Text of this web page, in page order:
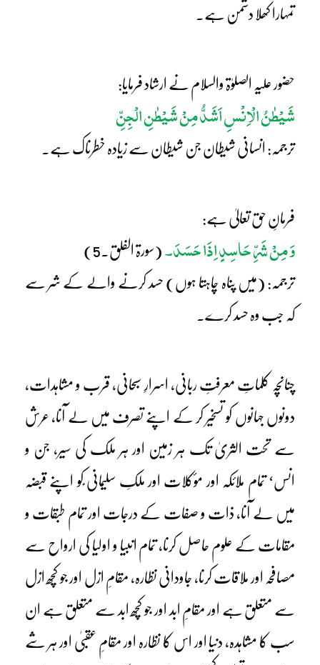
تمہارا کھلا دشمن ہے۔
حضور علیہ الصلوٰۃ والسلام نے ارشاد فرمایا:
شَیْطٰنُ الْاِنْسِ اَشَدُّ مِنْ شَیْطٰنِ الْجِنِّ
ترجمہ: انسانی شیطان جن شیطان سے زیادہ خطرناک ہے۔
فرمانِ حق تعالیٰ ہے:
وَ مِنْ شَرِّ حَاسِدٍ اِذَا حَسَدَ۔ (سورۃ الفلق۔5)
ترجمہ: (میں پناہ چاہتا ہوں) حسد کرنے والے کے شر سے
کہ جب وہ حسد کرے۔
چنانچہ کلماتِ معرفتِ ربانی، اسرارِ سبحانی، قرب و مشاہدات،
دونوں جہانوں کو تسخیر کر کے اپنے تصرف میں لے آنا، عرش
سے تحت الثریٰ تک ہر زمین اور ہر ملک کی سیر، جن و
انس‘ تمام ملائکہ اور مؤکلات اور ملکِ سلیمانی ؑکو اپنے قبضہ
میں لے آنا، ذات و صفات کے درجات اور تمام طبقات و
مقامات کے علوم حاصل کرنا، تمام انبیا و اولیا کی ارواح سے
مصافحہ اور ملاقات کرنا، جاودانی نظارہ، مقامِ ازل اور جو کچھ ازل
سے متعلق ہے اور مقامِ ابد اور جو کچھ ابد سے متعلق ہے ان
سب کا مشاہدہ، دنیا اور اس کا نظارہ اور مقامِ عقبیٰ اور ہر شے